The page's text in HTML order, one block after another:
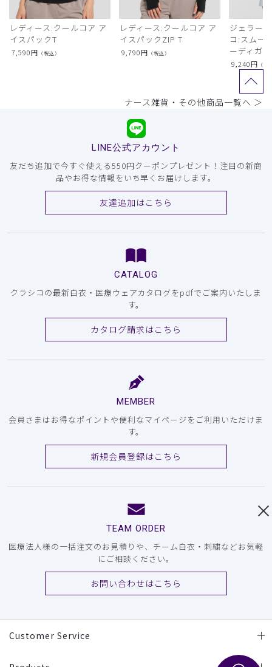
レディース:クールコア ア
イスパックT
7,590円 （税込）
レディース:クールコア ア
イスパックZIP T
9,790円 （税込）
ジェラー
コ:スムー
ーディガン
9,240円 （税
ナース雑貨・その他商品一覧へ ＞
LINE公式アカウント
友だち追加で今すぐ使える550円クーポンプレゼント！注目の新商
品やお得な情報をいち早くお届けします。
友達追加はこちら
CATALOG
クラシコの最新白衣・医療ウェアカタログをpdfでご案内いたしま
す。
カタログ請求はこちら
MEMBER
会員さまはお得なポイントや便利なマイページをご利用いただけま
す。
新規会員登録はこちら
TEAM ORDER
医療法人様の一括注文のお見積りや、チーム白衣・刺繍などお気軽
にご相談ください。
お問い合わせはこちら
Customer Service